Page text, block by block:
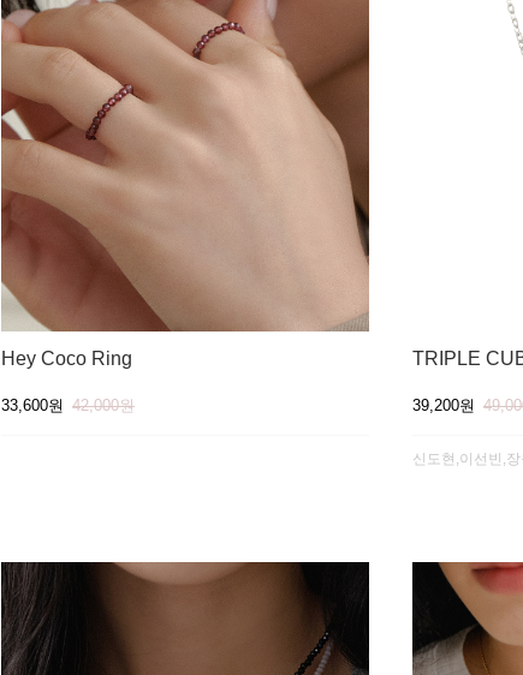
Hey Coco Ring
33,600원 42,000원
TRIPLE
39,200원
신도현,이선빈,